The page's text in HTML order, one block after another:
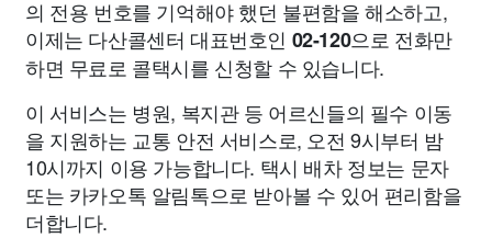
의 전용 번호를 기억해야 했던 불편함을 해소하고,
이제는 다산콜센터 대표번호인 02-120으로 전화만
하면 무료로 콜택시를 신청할 수 있습니다.
이 서비스는 병원, 복지관 등 어르신들의 필수 이동
을 지원하는 교통 안전 서비스로, 오전 9시부터 밤
10시까지 이용 가능합니다. 택시 배차 정보는 문자
또는 카카오톡 알림톡으로 받아볼 수 있어 편리함을
더합니다.